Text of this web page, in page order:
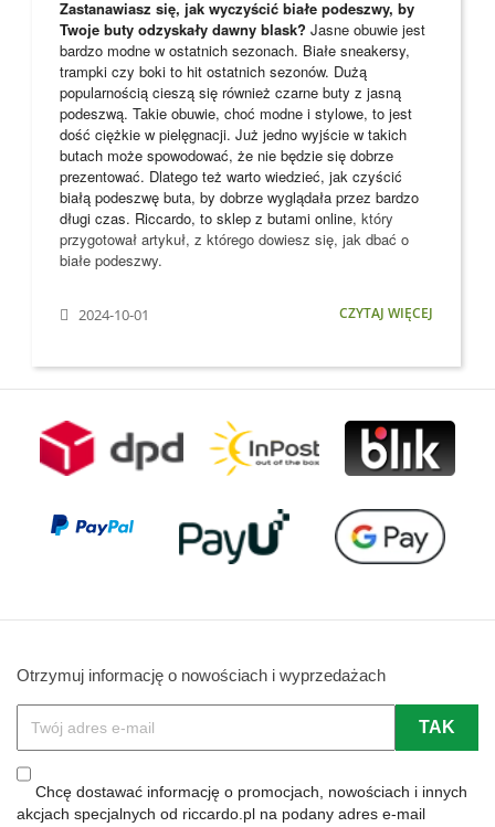
Zastanawiasz się, jak wyczyścić białe podeszwy, by
Twoje buty odzyskały dawny blask? Jasne obuwie jest
bardzo modne w ostatnich sezonach. Białe sneakersy,
trampki czy boki to hit ostatnich sezonów. Dużą
popularnością cieszą się również czarne buty z jasną
podeszwą. Takie obuwie, choć modne i stylowe, to jest
dość ciężkie w pielęgnacji. Już jedno wyjście w takich
butach może spowodować, że nie będzie się dobrze
prezentować. Dlatego też warto wiedzieć, jak czyścić
białą podeszwę buta, by dobrze wyglądała przez bardzo
długi czas. Riccardo, to sklep z butami online, który
przygotował artykuł, z którego dowiesz się, jak dbać o
białe podeszwy.
2024-10-01 CZYTAJ WIĘCEJ
Otrzymuj informację o nowościach i wyprzedażach
Chcę dostawać informację o promocjach, nowościach i innych
akcjach specjalnych od riccardo.pl na podany adres e-mail